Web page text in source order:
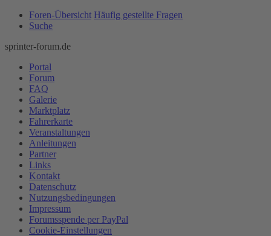
Foren-Übersicht Häufig gestellte Fragen
Suche
sprinter-forum.de
Portal
Forum
FAQ
Galerie
Marktplatz
Fahrerkarte
Veranstaltungen
Anleitungen
Partner
Links
Kontakt
Datenschutz
Nutzungsbedingungen
Impressum
Forumsspende per PayPal
Cookie-Einstellungen